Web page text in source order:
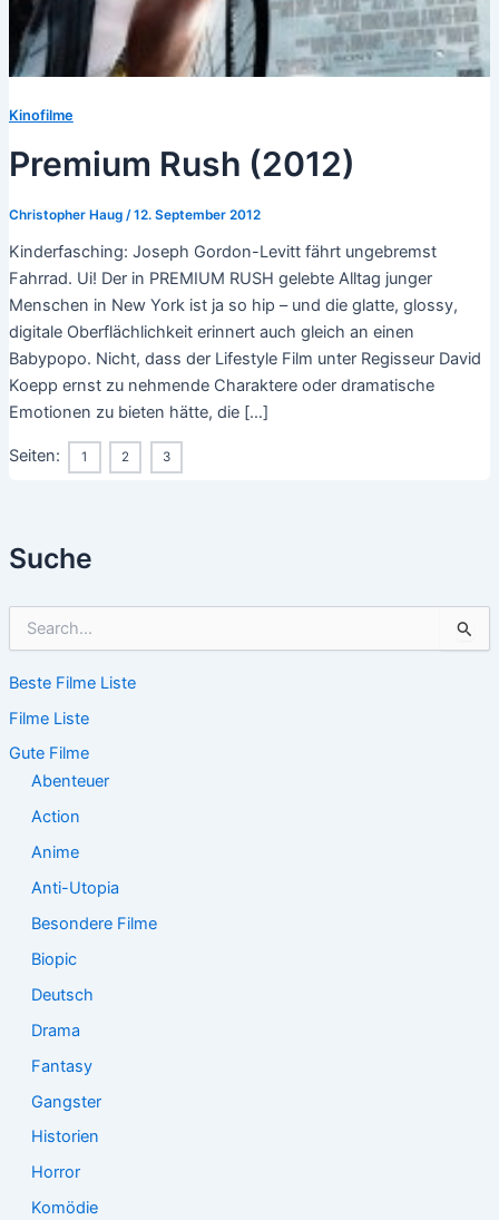
Suche
h
n
n
Beste Filme Liste
Filme Liste
Gute Filme
Abenteuer
Action
Anime
Anti-Utopia
Besondere Filme
Biopic
Deutsch
Drama
Fantasy
Gangster
Historien
Horror
Komödie
Kinofilme
Premium Rush (2012)
Christopher Haug /12. September 2012
Kinderfasching: Joseph Gordon-Levitt fährt ungebremst
Fahrrad. Ui! Der in PREMIUM RUSH gelebte Alltag junger
Menschen in New York ist ja so hip – und die glatte, glossy,
digitale Oberflächlichkeit erinnert auch gleich an einen
Babypopo. Nicht, dass der Lifestyle Film unter Regisseur David
Koepp ernst zu nehmende Charaktere oder dramatische
Emotionen zu bieten hätte, die […]
Seiten: 1 2 3